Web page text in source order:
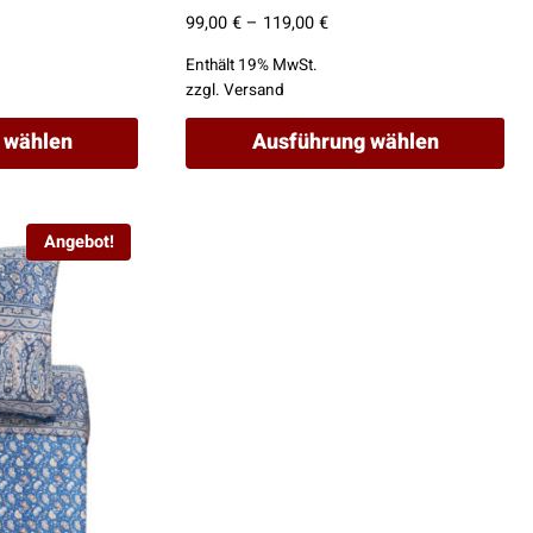
99,00€ – 119,00€Preisspanne:
Enthält 19% MwSt.
zzgl.Versand
Ausführung wählen
Angebot!